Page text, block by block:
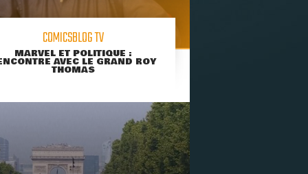
COMICSBLOG TV
MARVEL ET POLITIQUE :
AVEC LE GRAND ROY
THOMAS